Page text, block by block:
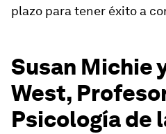
plazo para tener éxito a
Susan Michie
West,
Psicología de